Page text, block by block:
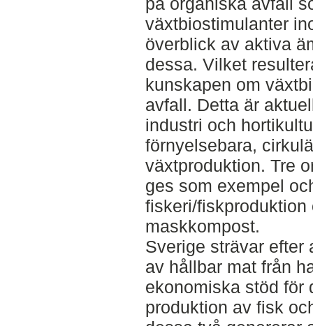
växtbiostimulanter
överblick av aktiva
dessa. Vilket
kunskapen om
avfall. Detta är
industri och
förnyelsebara,
växtproduktion. Tre
ges som exempel
fiskeri/fiskproduktion
maskkompost.
Sverige strävar efter
av hållbar mat från
ekonomiska stöd för
produktion av fisk